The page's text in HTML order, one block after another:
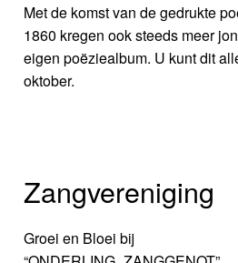
Met de komst van de gedrukte
1860 kregen ook steeds meer
eigen poëziealbum. U kunt dit
oktober.
Zangvereniging
Groei en Bloei bij